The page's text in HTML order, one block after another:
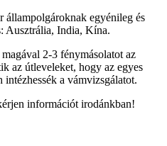
állampolgároknak egyénileg és
Ausztrália, India, Kína.
2-3 fénymásolatot az
az útleveleket, hogy az egyes
a vámvizsgálatot.
információt irodánkban!